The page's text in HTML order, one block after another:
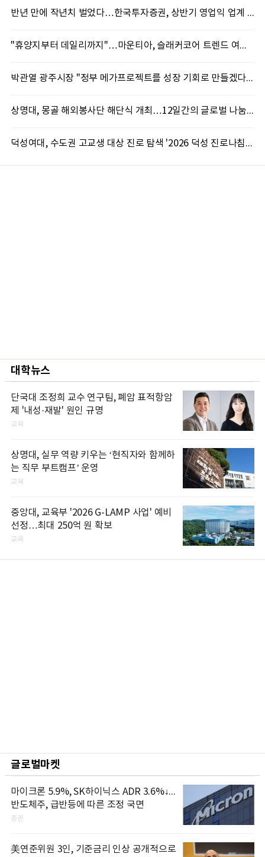
반년 만에 작년치 벌었다…한국투자증권, 상반기 영업익 업계 첫 2조 돌파
"휴양지부터 데일리까지"…마운티아, 슬래커코어 트렌드 여름 신제품 선봬
박관열 광주시장 "정부 메가프로젝트를 성장 기회로 만들겠다"…첫 시정토론회 개최
상명대, 몽골 해외봉사단 해단식 개최…12일간의 글로벌 나눔 성료
덕성여대, 수도권 고교생 대상 진로 탐색 '2026 덕성 진로나침판' 개최
대학뉴스
단국대 조정희 교수 연구팀, 폐암 표적항암
제 '내성·재발' 원인 규명
교육
상명대, 실무 역량 키우는 ‘현직자와 함께하
는 직무 부트캠프’ 운영
교육
중앙대, 교육부 '2026 G-LAMP 사업' 예비
선정…최대 250억 원 확보
교육
글로벌마켓
마이크론 5.9%, SK하이닉스 ADR 3.6%↓...
반도체주, 급반등에 따른 조정 국면
증권
美연준위원 3인, 기준금리 인상 공개적으로